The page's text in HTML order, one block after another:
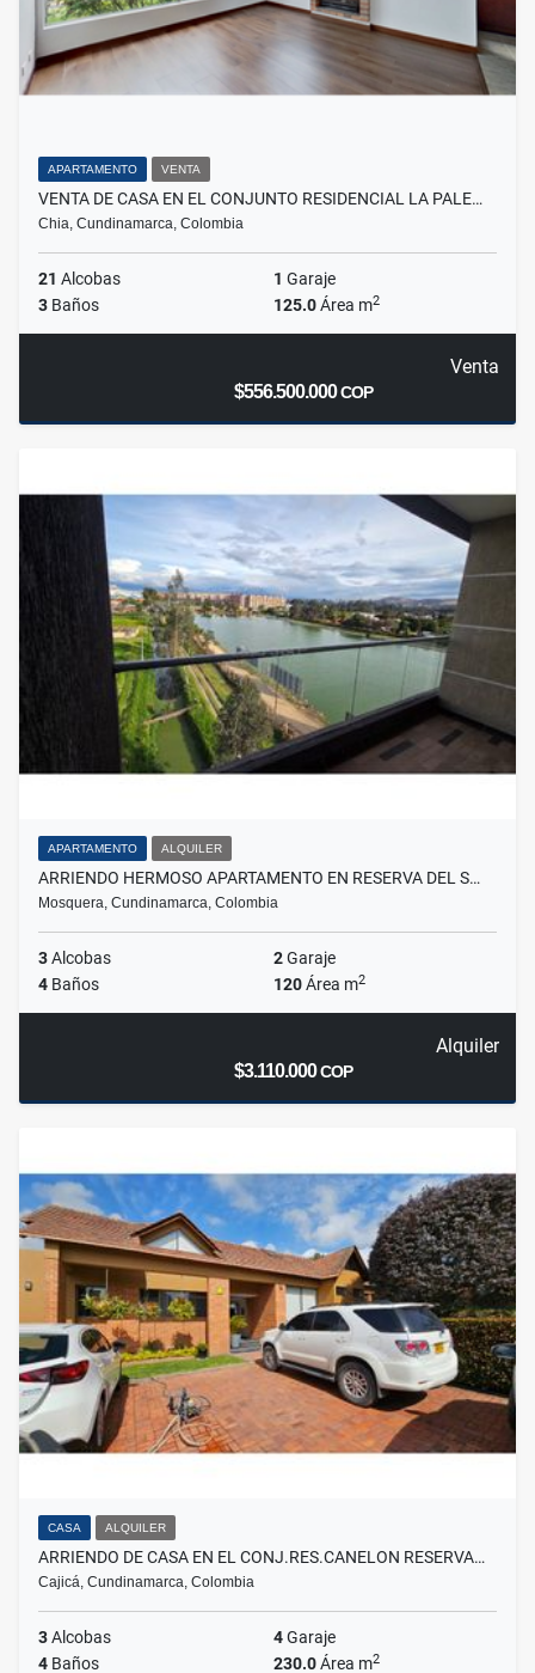
APARTAMENTO VENTA
VENTA DE CASA EN EL CONJUNTO RESIDENCIAL LA PALE…
Chia, Cundinamarca, Colombia
21 Alcobas 1 Garaje
3 Baños 125.0Área m2
Venta
$556.500.000COP
APARTAMENTO ALQUILER
ARRIENDO HERMOSO APARTAMENTO EN RESERVA DEL S…
Mosquera, Cundinamarca, Colombia
3Alcobas 2Garaje
4 Baños 120Área m2
Alquiler
$3.110.000COP
CASA ALQUILER
ARRIENDO DE CASA EN EL CONJ.RES.CANELON RESERVA…
Cajicá, Cundinamarca, Colombia
3Alcobas 4Garaje
4 Baños 230.0Área m2